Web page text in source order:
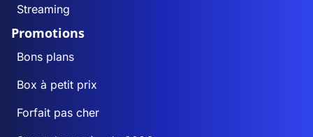
Streaming
Promotions
Bons plans
Box à petit prix
Forfait pas cher